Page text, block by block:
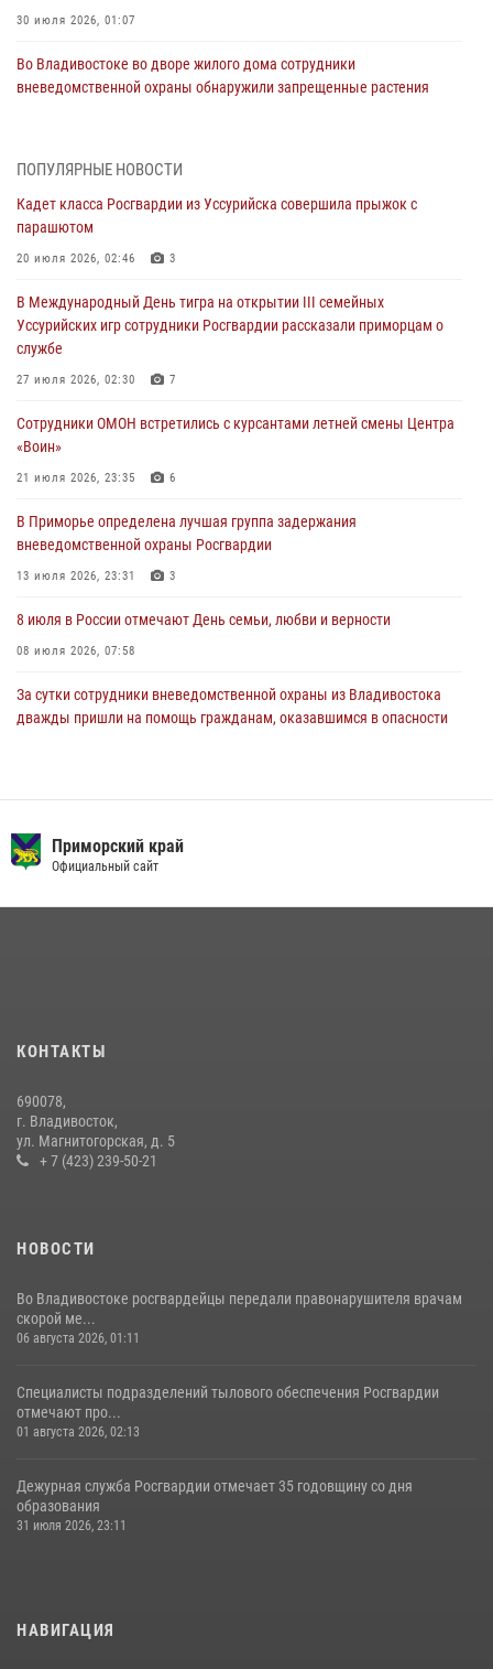
30 июля 2026, 01:07
Во Владивостоке во дворе жилого дома сотрудники
вневедомственной охраны обнаружили запрещенные растения
В День Крещения Руси в Князь-Владимирском храме – Главном
ходом
28 июля 2026, 10:29
посвященном Дню Крещения Руси
28 июля 2026, 05:39 3
В Международный День тигра на открытии III семейных
службе
разрешительной работы Росгвардии напомнили гражданам, как
сдать оружие за вознаграждение
23 июля 2026, 22:45
ПОПУЛЯРНЫЕ НОВОСТИ
Кадет класса Росгвардии из Уссурийска совершила прыжок с
парашютом
20 июля 2026, 02:46 3
В Международный День тигра на открытии III семейных
Уссурийских игр сотрудники Росгвардии рассказали приморцам о
службе
27 июля 2026, 02:30 7
Сотрудники ОМОН встретились с курсантами летней смены Центра
«Воин»
21 июля 2026, 23:35 6
В Приморье определена лучшая группа задержания
вневедомственной охраны Росгвардии
13 июля 2026, 23:31 3
8 июля в России отмечают День семьи, любви и верности
08 июля 2026, 07:58
За сутки сотрудники вневедомственной охраны из Владивостока
дважды пришли на помощь гражданам, оказавшимся в опасности
09 июля 2026, 06:08 2
08 июля 2026, 07:52
действия постояльца гостиницы
16 июля 2026, 01:13
Приморский край
Официальный сайт
КОНТАКТЫ
690078,
г. Владивосток,
ул. Магнитогорская, д. 5
+ 7 (423) 239-50-21
НОВОСТИ
Во Владивостоке росгвардейцы передали правонарушителя врачам
скорой ме...
06 августа 2026, 01:11
Специалисты подразделений тылового обеспечения Росгвардии
отмечают про...
01 августа 2026, 02:13
Дежурная служба Росгвардии отмечает 35 годовщину со дня
образования
31 июля 2026, 23:11
НАВИГАЦИЯ